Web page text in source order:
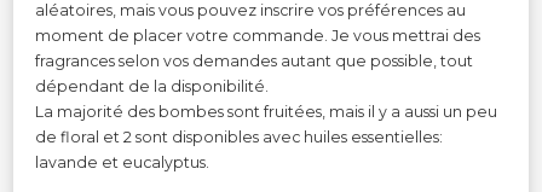
aléatoires, mais vous pouvez inscrire vos préférences au
moment de placer votre commande. Je vous mettrai des
fragrances selon vos demandes autant que possible, tout
dépendant de la disponibilité.
La majorité des bombes sont fruitées, mais il y a aussi un peu
de floral et 2 sont disponibles avec huiles essentielles:
lavande et eucalyptus.